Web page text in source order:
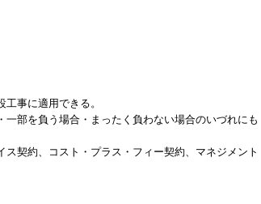
事に適用できる。
部を負う場合・まったく負わない場合のいづれにも
契約、コスト・プラス・フィー契約、マネジメント